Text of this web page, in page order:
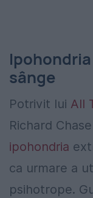
sânge
Potrivit lui All
Richard
ipohondria
​​ca urmare a
psihotrope.